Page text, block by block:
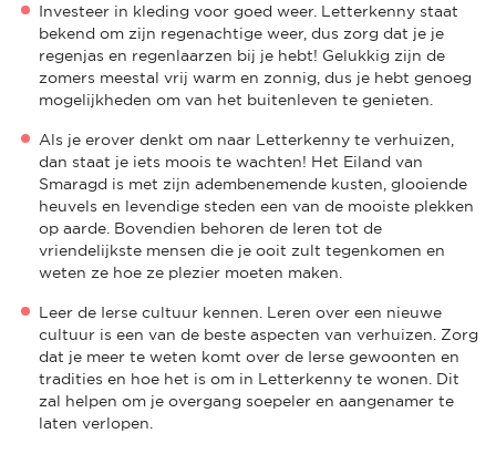
Investeer in kleding voor goed weer. Letterkenny staat
bekend om zijn regenachtige weer, dus zorg dat je je
regenjas en regenlaarzen bij je hebt! Gelukkig zijn de
zomers meestal vrij warm en zonnig, dus je hebt genoeg
mogelijkheden om van het buitenleven te genieten.
Als je erover denkt om naar Letterkenny te verhuizen,
dan staat je iets moois te wachten! Het Eiland van
Smaragd is met zijn adembenemende kusten, glooiende
heuvels en levendige steden een van de mooiste plekken
op aarde. Bovendien behoren de Ieren tot de
vriendelijkste mensen die je ooit zult tegenkomen en
weten ze hoe ze plezier moeten maken.
Leer de Ierse cultuur kennen. Leren over een nieuwe
cultuur is een van de beste aspecten van verhuizen. Zorg
dat je meer te weten komt over de Ierse gewoonten en
tradities en hoe het is om in Letterkenny te wonen. Dit
zal helpen om je overgang soepeler en aangenamer te
laten verlopen.